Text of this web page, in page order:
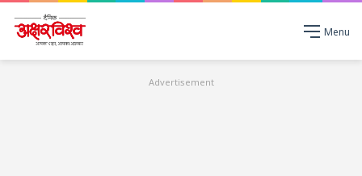
Menu
Advertisement